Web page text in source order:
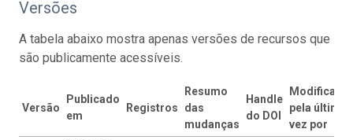
Versões
A tabela abaixo mostra apenas versões de recursos que
são publicamente acessíveis.
Versão
Publicado
em
Registros
Resumo
das
mudanças
Handle
do DOI
Modificado
pela última
vez por